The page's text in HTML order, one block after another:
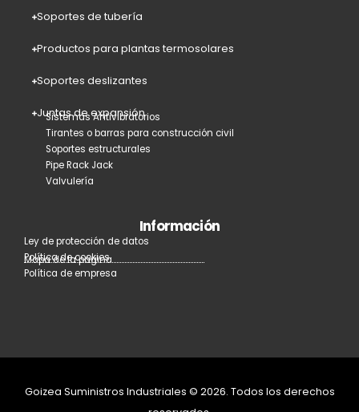
Soportes de tubería
Productos para plantas termosolares
Soportes deslizantes
Juntas de expansión
Sistemas Antivibratorios
Tirantes o barras para construcción civil
Soportes estructurales
Pipe Rack Jack
Valvulería
Información
Ley de protección de datos
Política de cookies
Política de empresa
Mapa de la página
Goizea Suministros Industriales © 2026. Todos los derechos